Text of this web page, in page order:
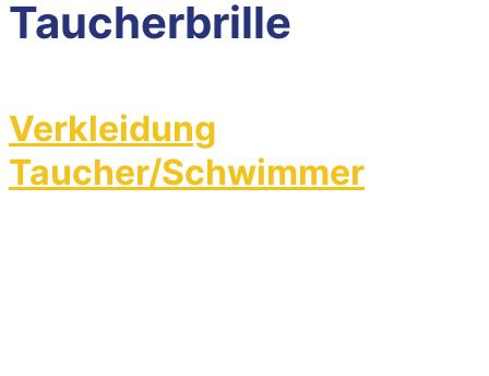
Taucherbrille
Verkleidung
Taucher/Schwimmer